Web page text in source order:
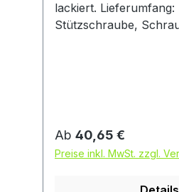
lackiert. Lieferumfang: Spanneisen mit
Stützschraube,
Regulärer Preis:
Ab 40,65 €
Preise inkl. MwSt. zzgl.